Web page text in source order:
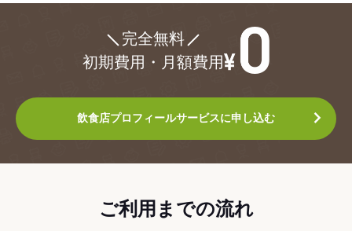
完全無料
初期費用・月額費用
飲食店プロフィールサービスに申し込む
ご利用までの流れ